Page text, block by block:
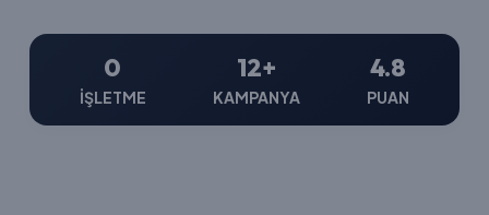
0
İŞLETME
12+
KAMPANYA
4.8
PUAN